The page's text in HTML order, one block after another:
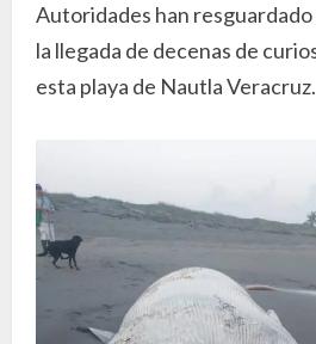
Autoridades han
la llegada de decenas de
esta playa de Nautla Veracruz.